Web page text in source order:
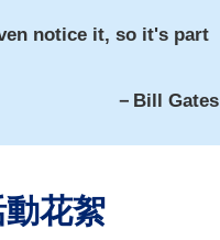
notice it, so it's part
－Bill Gates
花絮